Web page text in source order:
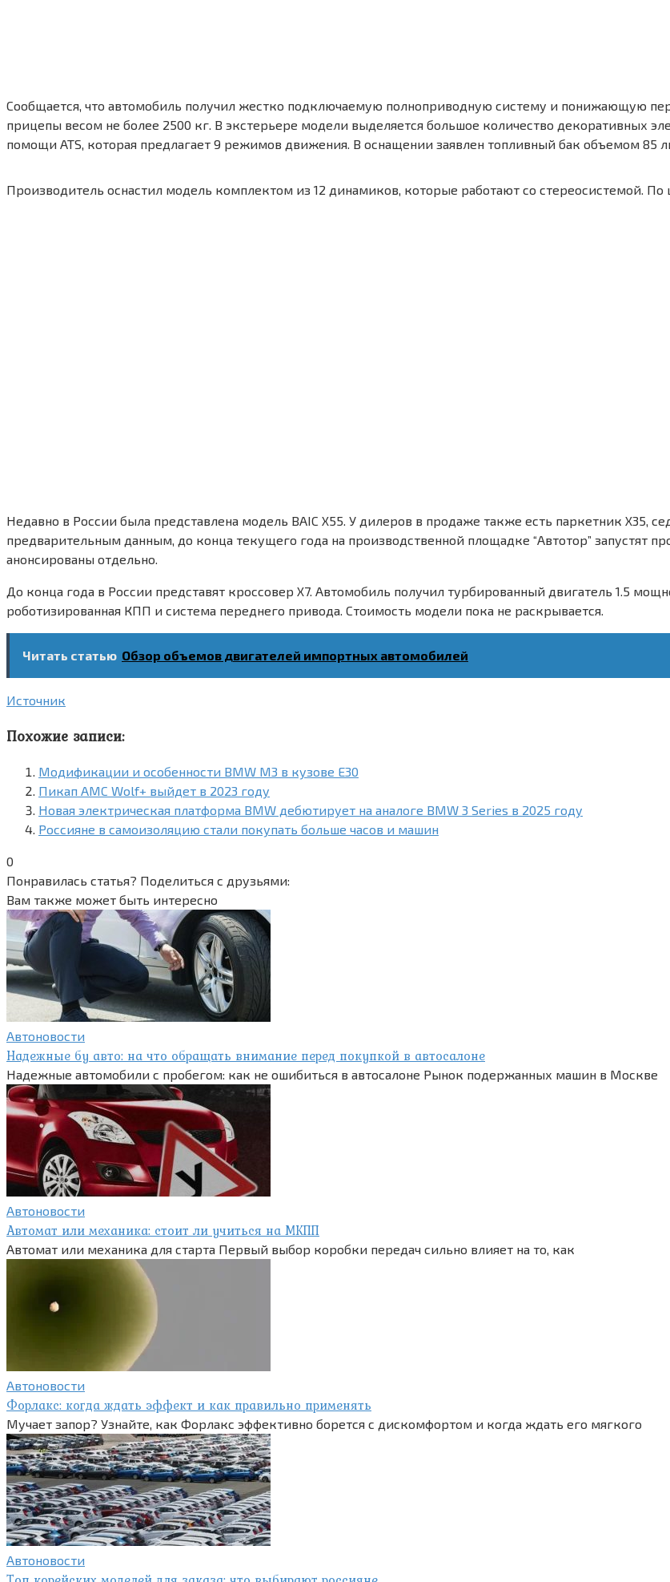
Сообщается, что автомобиль получил жестко подключаемую полноприводную систему и понижающую
прицепы весом не более 2500 кг. В экстерьере модели выделяется большое количество декоративных
помощи ATS, которая предлагает 9 режимов движения. В оснащении заявлен топливный бак объемом 85
Производитель оснастил модель комплектом из 12 динамиков, которые работают со стереосистемой.
Недавно в России была представлена модель BAIC X55. У дилеров в продаже также есть паркетник X35,
предварительным данным, до конца текущего года на производственной площадке “Автотор” запустят
анонсированы отдельно.
До конца года в России представят кроссовер X7. Автомобиль получил турбированный двигатель 1.5
роботизированная КПП и система переднего привода. Стоимость модели пока не раскрывается.
Читать статью Обзор объемов двигателей импортных автомобилей
Источник
Похожие записи:
Модификации и особенности BMW M3 в кузове E30
Пикап AMC Wolf+ выйдет в 2023 году
Новая электрическая платформа BMW дебютирует на аналоге BMW 3 Series в 2025 году
Россияне в самоизоляцию стали покупать больше часов и машин
0
Понравилась статья? Поделиться с друзьями:
Вам также может быть интересно
Автоновости
Надежные бу авто: на что обращать внимание перед покупкой в автосалоне
Надежные автомобили с пробегом: как не ошибиться в автосалоне Рынок подержанных машин в Москве
Автоновости
Автомат или механика: стоит ли учиться на МКПП
Автомат или механика для старта Первый выбор коробки передач сильно влияет на то, как
Автоновости
Форлакс: когда ждать эффект и как правильно применять
Мучает запор? Узнайте, как Форлакс эффективно борется с дискомфортом и когда ждать его мягкого
Автоновости